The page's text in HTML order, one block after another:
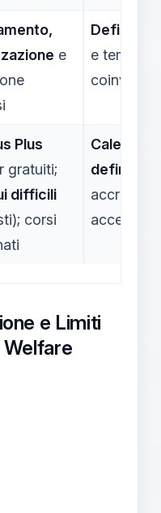
e
Definire
e tempi
Plus
gratuiti;
difficili
corsi
Calendari
definire
accesso
e Limiti
Welfare